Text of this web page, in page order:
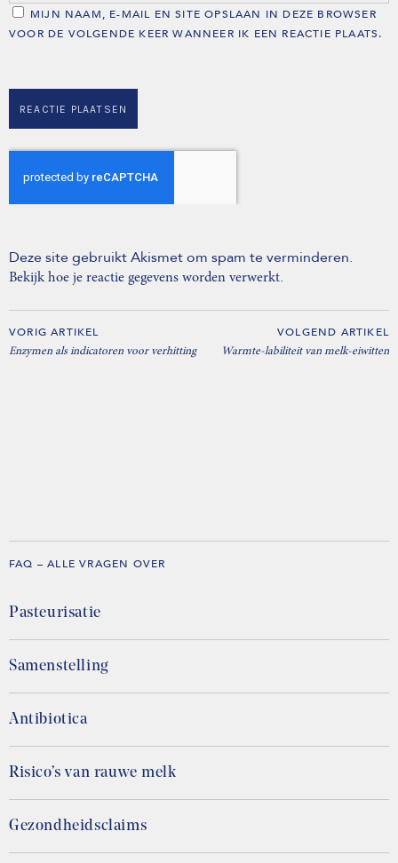
MIJN NAAM, E-MAIL EN SITE OPSLAAN IN DEZE BROWSER
VOOR DE VOLGENDE KEER WANNEER IK EEN REACTIE PLAATS.
Deze site gebruikt Akismet om spam te verminderen.
Bekijk hoe je reactie gegevens worden verwerkt.
VORIG ARTIKEL
Enzymen als indicatoren voor verhitting
VOLGEND ARTIKEL
Warmte-labiliteit van melk-eiwitten
FAQ – ALLE VRAGEN OVER
Pasteurisatie
Samenstelling
Antibiotica
Risico’s van rauwe melk
Gezondheidsclaims